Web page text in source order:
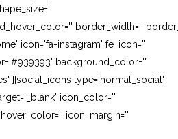
border_width=''
icon='fa-instagram' fe_icon=''
background_color=''
][social_icons type='normal_social'
icon_color=''
icon_margin=''